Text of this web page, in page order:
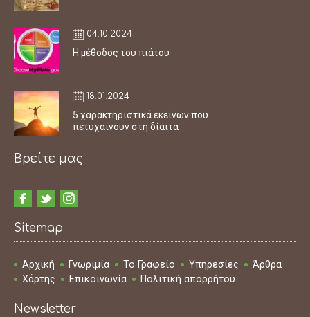
04.10.2024
Η μέθοδος του πιάτου
18.01.2024
5 χαρακτηριστικά εκείνων που
πετυχαίνουν στη δίαιτα
Βρείτε μας
Sitemap
Αρχική Γνωριμία Το Γραφείο Υπηρεσίες
Άρθρα
Χάρτης
Επικοινωνία Πολιτική απορρήτου
Newsletter